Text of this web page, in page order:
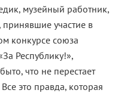
музейный работник,
участие в
конкурсе союза
Республику!»,
что не перестает
это правда, которая